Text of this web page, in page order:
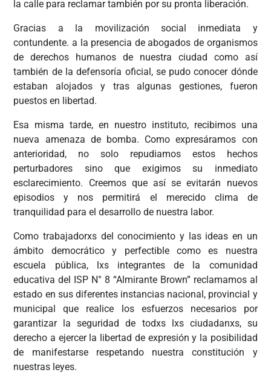
la calle para reclamar también por su pronta liberación.
Gracias a la movilización social inmediata y
contundente. a la presencia de abogados de organismos
de derechos humanos de nuestra ciudad como así
también de la defensoría oficial, se pudo conocer dónde
estaban alojados y tras algunas gestiones, fueron
puestos en libertad.
Esa misma tarde, en nuestro instituto, recibimos una
nueva amenaza de bomba. Como expresáramos con
anterioridad, no solo repudiamos estos hechos
perturbadores sino que exigimos su inmediato
esclarecimiento. Creemos que así se evitarán nuevos
episodios y nos permitirá el merecido clima de
tranquilidad para el desarrollo de nuestra labor.
Como trabajadorxs del conocimiento y las ideas en un
ámbito democrático y perfectible como es nuestra
escuela pública, lxs integrantes de la comunidad
educativa del ISP N° 8 “Almirante Brown” reclamamos al
estado en sus diferentes instancias nacional, provincial y
municipal que realice los esfuerzos necesarios por
garantizar la seguridad de todxs lxs ciudadanxs, su
derecho a ejercer la libertad de expresión y la posibilidad
de manifestarse respetando nuestra constitución y
nuestras leyes.